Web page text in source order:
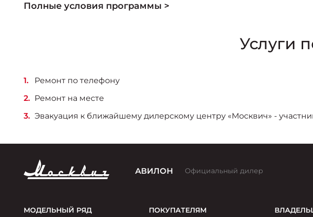
Полные условия программы >
Услуги
Ремонт по телефону
Ремонт на месте
Эвакуация к ближайшему дилерскому центру «Москвич» -
АВИЛОН Официальный дилер
МОДЕЛЬНЫЙ РЯД ПОКУПАТЕЛЯМ